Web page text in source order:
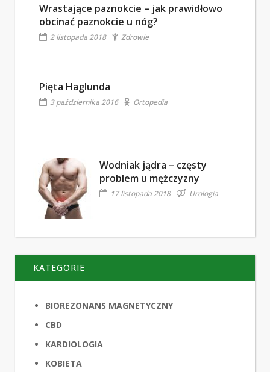
Wrastające paznokcie – jak prawidłowo
obcinać paznokcie u nóg?
2 listopada 2018 Zdrowie
Pięta Haglunda
3 października 2016 Ortopedia
Wodniak jądra – częsty
problem u mężczyzny
17 listopada 2018 Urologia
KATEGORIE
BIOREZONANS MAGNETYCZNY
CBD
KARDIOLOGIA
KOBIETA